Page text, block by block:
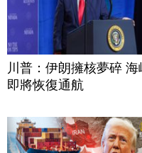
川普：伊朗擁核夢碎 海
即將恢復通航